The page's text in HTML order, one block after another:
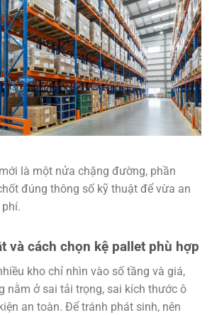
là một nửa chặng đường, phần
đúng thông số kỹ thuật để vừa an
và cách chọn kệ pallet phù hợp
kho chỉ nhìn vào số tầng và giá,
nằm ở sai tải trọng, sai kích thước ô
an toàn. Để tránh phát sinh, nên